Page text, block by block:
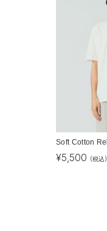
Soft Cotton
¥5,500 (税込)